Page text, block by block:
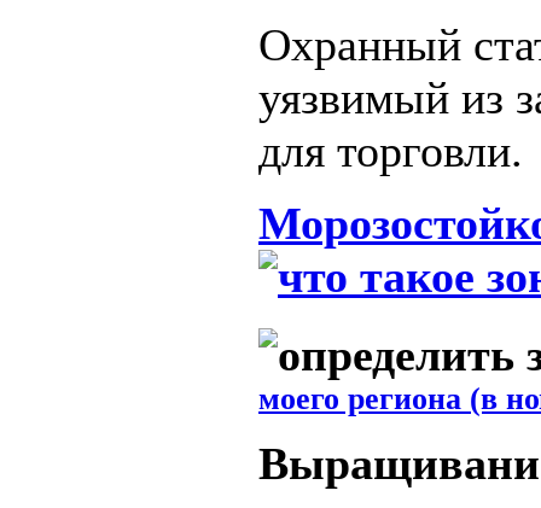
Охранный
уязвимый из
для торговли.
моего региона (в